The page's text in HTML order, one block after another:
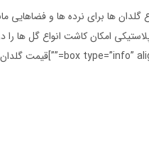
گلدان ها برای نرده ها و فضاهایی
امکان کاشت انواع گل ها را